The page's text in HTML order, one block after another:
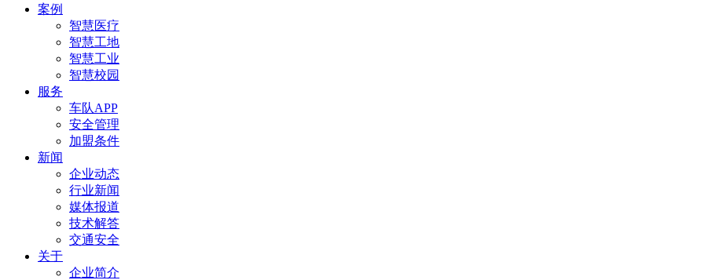
案例
智慧医疗
智慧工地
智慧工业
智慧校园
服务
车队APP
安全管理
加盟条件
新闻
企业动态
行业新闻
媒体报道
技术解答
交通安全
关于
企业简介